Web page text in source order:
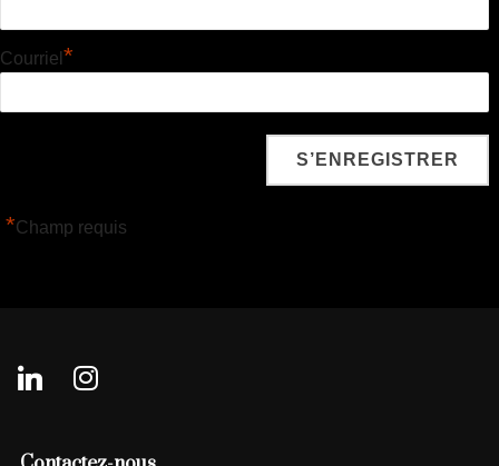
Courriel *
*Champ requis
linkedininstagram